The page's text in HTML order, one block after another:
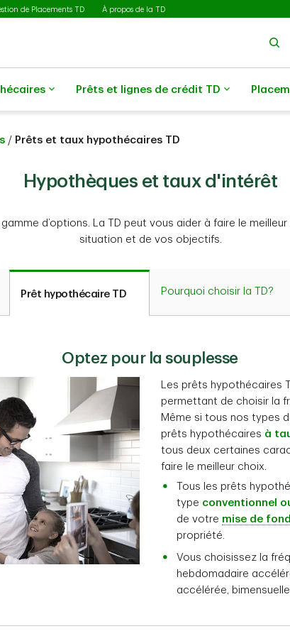
de Placements TD À propos de la TD
Prêts et lignes de crédit TD
/ Prêts et taux hypothécaires TD
Hypothèques et taux d'intérêt
d’options. La TD peut vous aider à faire le
situation et de vos objectifs.
Prêt hypothécaire TD Pourquoi choisir la TD?
Optez pour la souplesse
Les prêts hypothécaires
permettant de choisir la
Même si tous nos types
prêts hypothécaires à
tous deux certaines
faire le meilleur choix.
Tous les prêts
type conventionnel
de votre mise de
propriété.
Vous choisissez la
hebdomadaire
accélérée,